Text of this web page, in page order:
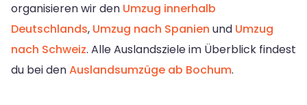
organisieren wir den Umzug innerhalb
Deutschlands, Umzug nach Spanien und Umzug
nach Schweiz. Alle Auslandsziele im Überblick findest
du bei denAuslandsumzüge ab Bochum.